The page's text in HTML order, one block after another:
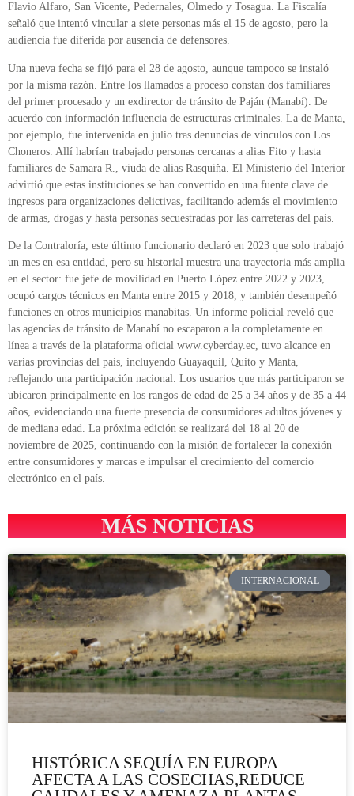
Flavio Alfaro, San Vicente, Pedernales, Olmedo y Tosagua. La Fiscalía
señaló que intentó vincular a siete personas más el 15 de agosto, pero la
audiencia fue diferida por ausencia de defensores.
Una nueva fecha se fijó para el 28 de agosto, aunque tampoco se instaló
por la misma razón. Entre los llamados a proceso constan dos familiares
del primer procesado y un exdirector de tránsito de Paján (Manabí). De
acuerdo con información influencia de estructuras criminales. La de Manta,
por ejemplo, fue intervenida en julio tras denuncias de vínculos con Los
Choneros. Allí habrían trabajado personas cercanas a alias Fito y hasta
familiares de Samara R., viuda de alias Rasquiña. El Ministerio del Interior
advirtió que estas instituciones se han convertido en una fuente clave de
ingresos para organizaciones delictivas, facilitando además el movimiento
de armas, drogas y hasta personas secuestradas por las carreteras del país.
De la Contraloría, este último funcionario declaró en 2023 que solo trabajó
un mes en esa entidad, pero su historial muestra una trayectoria más amplia
en el sector: fue jefe de movilidad en Puerto López entre 2022 y 2023,
ocupó cargos técnicos en Manta entre 2015 y 2018, y también desempeñó
funciones en otros municipios manabitas. Un informe policial reveló que
las agencias de tránsito de Manabí no escaparon a la completamente en
línea a través de la plataforma oficial www.cyberday.ec, tuvo alcance en
varias provincias del país, incluyendo Guayaquil, Quito y Manta,
reflejando una participación nacional. Los usuarios que más participaron se
ubicaron principalmente en los rangos de edad de 25 a 34 años y de 35 a 44
años, evidenciando una fuerte presencia de consumidores adultos jóvenes y
de mediana edad. La próxima edición se realizará del 18 al 20 de
noviembre de 2025, continuando con la misión de fortalecer la conexión
entre consumidores y marcas e impulsar el crecimiento del comercio
electrónico en el país.
MÁS NOTICIAS
INTERNACIONAL
HISTÓRICA SEQUÍA EN EUROPA
AFECTA A LAS COSECHAS,REDUCE